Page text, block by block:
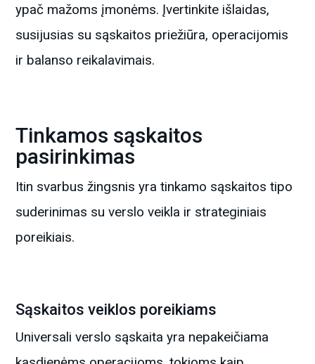
ypač mažoms įmonėms. Įvertinkite išlaidas,
susijusias su sąskaitos priežiūra, operacijomis
ir balanso reikalavimais.
Tinkamos sąskaitos
pasirinkimas
Itin svarbus žingsnis yra tinkamo sąskaitos tipo
suderinimas su verslo veikla ir strateginiais
poreikiais.
Sąskaitos veiklos poreikiams
Universali verslo sąskaita yra nepakeičiama